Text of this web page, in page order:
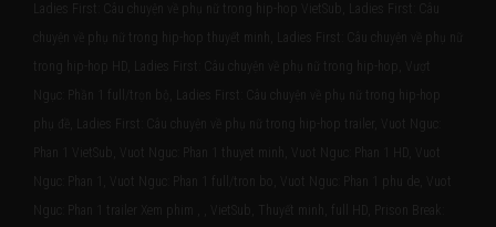
Ladies First: Câu chuyện về phụ nữ trong hip-hop VietSub, Ladies First: Câu
chuyện về phụ nữ trong hip-hop thuyết minh, Ladies First: Câu chuyện về phụ nữ
trong hip-hop HD, Ladies First: Câu chuyện về phụ nữ trong hip-hop, Vượt
Ngục: Phần 1 full/trọn bộ, Ladies First: Câu chuyện về phụ nữ trong hip-hop
phụ đề, Ladies First: Câu chuyện về phụ nữ trong hip-hop trailer, Vuot Nguc:
Phan 1 VietSub, Vuot Nguc: Phan 1 thuyet minh, Vuot Nguc: Phan 1 HD, Vuot
Nguc: Phan 1, Vuot Nguc: Phan 1 full/tron bo, Vuot Nguc: Phan 1 phu de, Vuot
Nguc: Phan 1 trailer Xem phim , , VietSub, Thuyết minh, full HD, Prison Break: